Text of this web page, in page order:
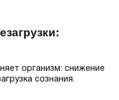
организм: снижение
сознания.